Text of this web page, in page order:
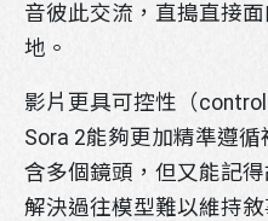
音彼此交流，直搗直接
地。
影片更具可控性（
Sora 2能夠更加精準遵
含多個鏡頭，但又能記
解決過往模型難以維持